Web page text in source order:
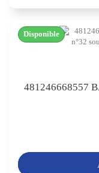
481246668557
Disponible